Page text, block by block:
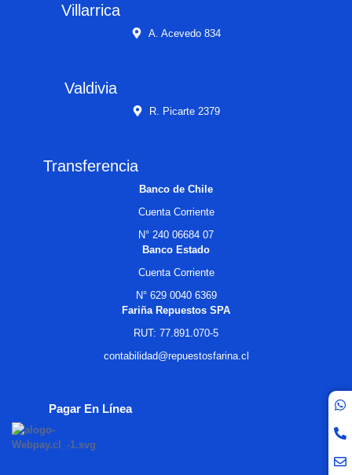
Villarrica
A. Acevedo 834
Valdivia
R. Picarte 2379
Transferencia
Banco de Chile
Cuenta Corriente
N° 240 06684 07
Banco Estado
Cuenta Corriente
N° 629 0040 6369
Fariña Repuestos SPA
RUT: 77.891.070-5
contabilidad@repuestosfarina.cl
Pagar En Línea